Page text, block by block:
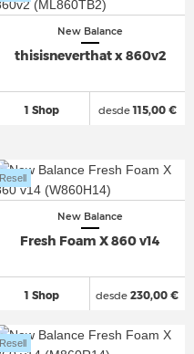
New Balance
thisisneverthat x 860v2
1 Shop desde115,00 €
New Balance
Fresh Foam X 860 v14
1 Shop
Resell
desde 230,00 €
Resell